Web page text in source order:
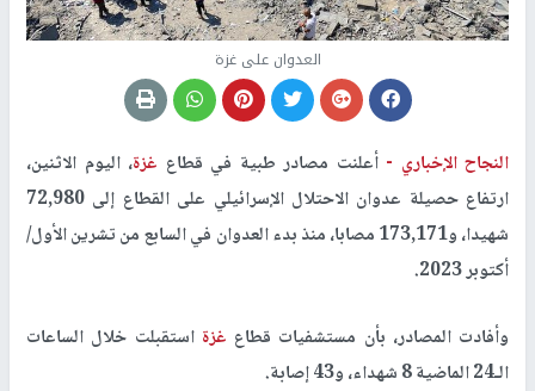
العدوان على غزة
النجاح الإخباري -أعلنت مصادر طبية في قطاع غزة، اليوم الاثنين،
ارتفاع حصيلة عدوان الاحتلال الإسرائيلي على القطاع إلى 72,980
شهيدا، و173,171 مصابا، منذ بدء العدوان في السابع من تشرين الأول/
أكتوبر 2023.
وأفادت المصادر، بأن مستشفيات قطاع غزة استقبلت خلال الساعات
الـ24 الماضية 8 شهداء، و43 إصابة.